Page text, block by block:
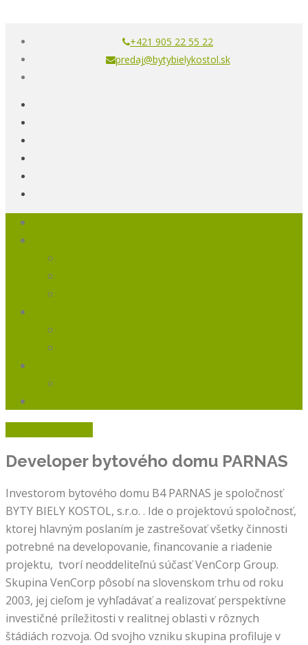
+421 905 22 55 22
predaj@bytybielykostol.sk
Developer bytového domu PARNAS
Investorom bytového domu B4 PARNAS je spoločnosť
BYTY BIELY KOSTOL, s.r.o. . Ide o projektovú spoločnosť,
ktorej hlavným poslaním je zastrešovať všetky činnosti
potrebné na developovanie, financovanie a riadenie
projektu, tvorí neoddeliteľnú súčasť VenCorp Group.
Skupina VenCorp pôsobí na slovenskom trhu od roku
2003, jej cieľom je vyhľadávať a realizovať perspektívne
investičné príležitosti v realitnej oblasti v rôznych
štádiách rozvoja. Od svojho vzniku skupina profiluje v